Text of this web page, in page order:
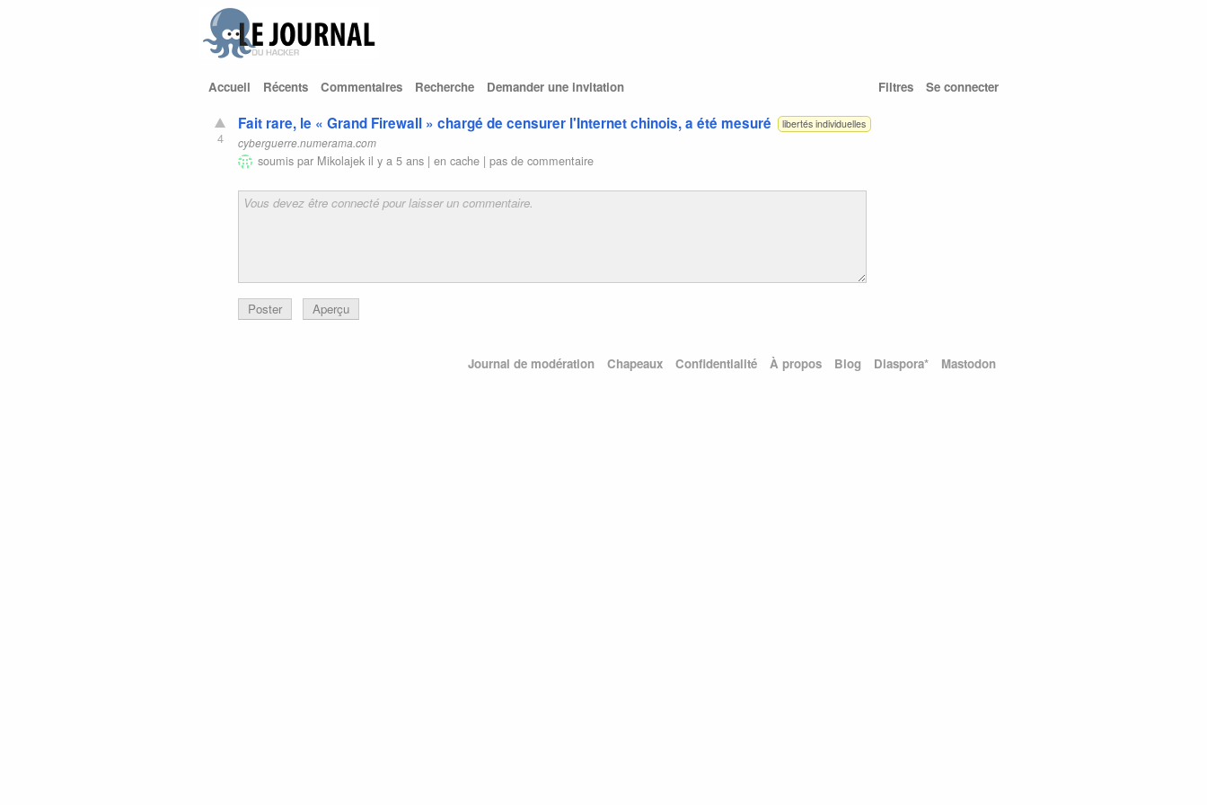
Accueil Récents Commentaires Recherche Demander une invitation Filtres Se connecter
4
Fait rare, le « Grand Firewall » chargé de censurer l'Internet chinois, a été mesuré libertés individuelles
cyberguerre.numerama.com
soumis par Mikolajek il y a 5 ans |en cache |pas de commentaire
Poster Aperçu
Journal de modération Chapeaux Confidentialité À propos Blog Diaspora* Mastodon